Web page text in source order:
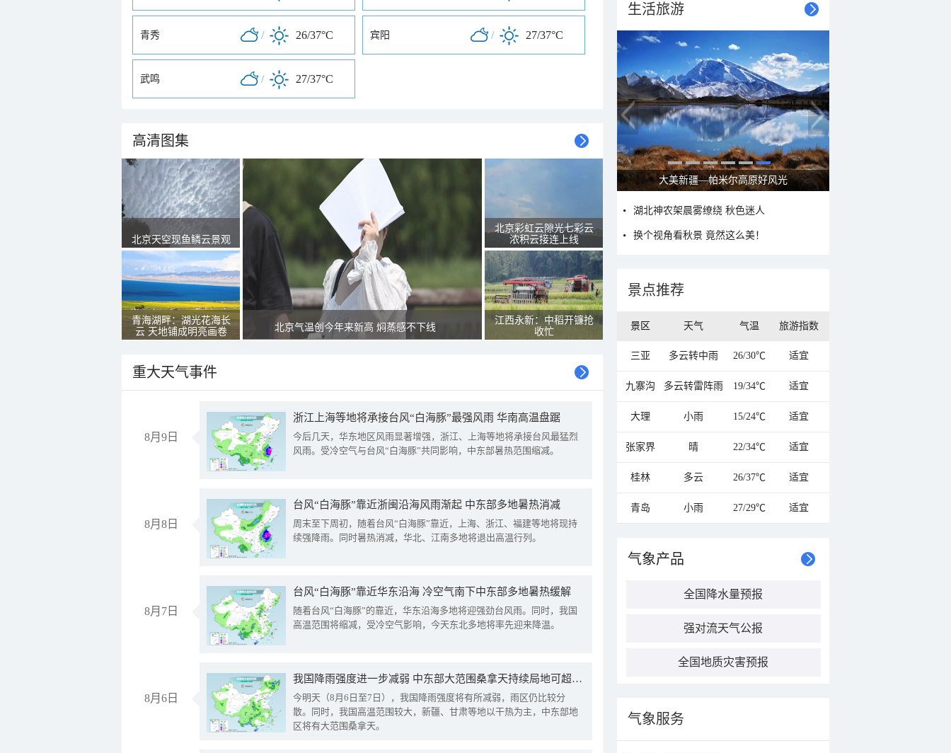
青秀 / 26/37°C 宾阳 / 27/37°C
武鸣 / 27/37°C
高清图集
北京天空现鱼鳞云景观
青海湖畔：湖光花海长
云 天地铺成明亮画卷
北京气温创今年来新高 焖蒸感不下线
北京彩虹云隙光七彩云
浓积云接连上线
江西永新：中稻开镰抢
收忙
重大天气事件
8月9日
浙江上海等地将承接台风“白海豚”最强风雨 华南高温盘踞
今后几天，华东地区风雨显著增强，浙江、上海等地将承接台风最猛烈
风雨。受冷空气与台风“白海豚”共同影响，中东部暑热范围缩减。
8月8日
台风“白海豚”靠近浙闽沿海风雨渐起 中东部多地暑热消减
周末至下周初，随着台风“白海豚”靠近，上海、浙江、福建等地将现持
续强降雨。同时暑热消减，华北、江南多地将退出高温行列。
8月7日
台风“白海豚”靠近华东沿海 冷空气南下中东部多地暑热缓解
随着台风“白海豚”的靠近，华东沿海多地将迎强劲台风雨。同时，我国
高温范围将缩减，受冷空气影响，今天东北多地将率先迎来降温。
8月6日
我国降雨强度进一步减弱 中东部大范围桑拿天持续局地可超38℃
今明天（8月6日至7日），我国降雨强度将有所减弱，雨区仍比较分
散。同时，我国高温范围较大，新疆、甘肃等地以干热为主，中东部地
区将有大范围桑拿天。
生活旅游
立秋节气：北方逐渐转凉 南方暑热仍盛
湖北神农架晨雾缭绕 秋色迷人
换个视角看秋景 竟然这么美！
景点推荐
景区 天气 气温 旅游指数
三亚 多云转中雨 26/30℃ 适宜
九寨沟 多云转雷阵雨 19/34℃ 适宜
大理 小雨 15/24℃ 适宜
张家界 晴 22/34℃ 适宜
桂林 多云 26/37℃ 适宜
青岛 小雨 27/29℃ 适宜
气象产品
全国降水量预报
强对流天气公报
全国地质灾害预报
气象服务